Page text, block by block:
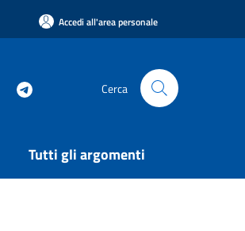
Accedi all'area personale
Cerca
Tutti gli argomenti